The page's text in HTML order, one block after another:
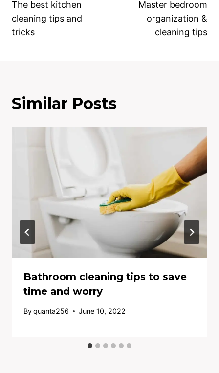
navigation
The best kitchen
cleaning tips and
tricks
Master bedroom
organization &
cleaning tips
Similar Posts
Bathroom cleaning tips to save
time and worry
Byquanta256 June 10, 2022